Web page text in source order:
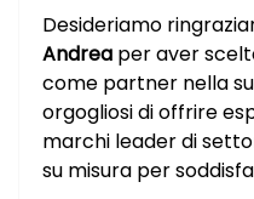
Desideriamo
Andrea per aver
come partner nella
orgogliosi di offrire
marchi leader di
su misura per